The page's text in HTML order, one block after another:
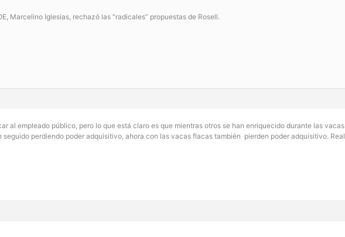
Marcelino Iglesias, rechazó las “radicales” propuestas de Rosell.
al empleado público, pero lo que está claro es que mientras otros se han enriquecido durante las
seguido perdiendo poder adquisitivo, ahora con las vacas flacas también pierden poder adquisitivo.